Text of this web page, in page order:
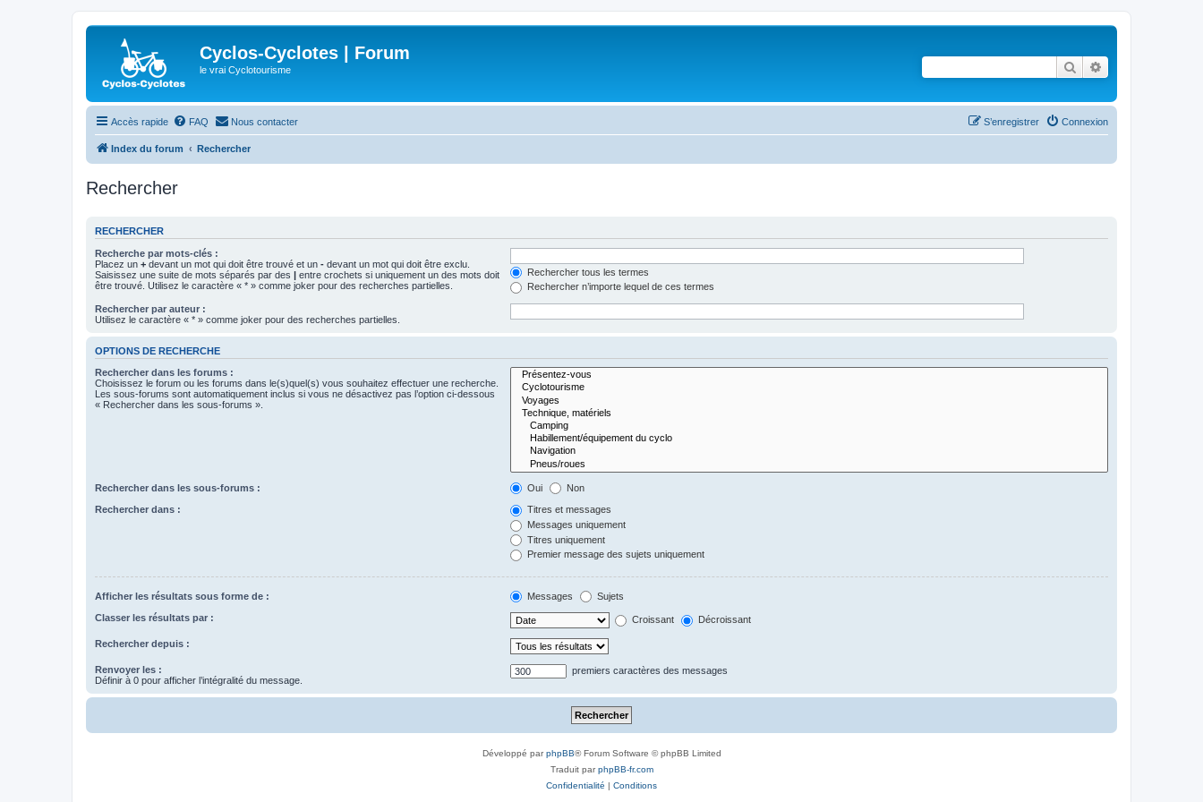
Cyclos-Cyclotes | Forum
le vrai Cyclotourisme Rechercher
Accès rapide FAQ Nous contacter Connexion
S’enregistrer
Index du forum Rechercher
Rechercher
RECHERCHER
Recherche par mots-clés :
Placez un + devant un mot qui doit être trouvé et un - devant un mot qui doit être exclu.
Saisissez une suite de mots séparés par des | entre crochets si uniquement un des mots doit
être trouvé. Utilisez le caractère « * » comme joker pour des recherches partielles.
Rechercher tous les termes
Rechercher n’importe lequel de ces termes
Rechercher par auteur :
Utilisez le caractère « * » comme joker pour des recherches partielles.
OPTIONS DE RECHERCHE
Rechercher dans les forums :
Choisissez le forum ou les forums dans le(s)quel(s) vous souhaitez effectuer une recherche.
Les sous-forums sont automatiquement inclus si vous ne désactivez pas l’option ci-dessous
« Rechercher dans les sous-forums ».
Rechercher dans les sous-forums : Oui Non
Rechercher dans :
Titres et messages
Messages uniquement
Titres uniquement
Premier message des sujets uniquement
Afficher les résultats sous forme de : Messages Sujets
Classer les résultats par : Croissant Décroissant
Rechercher depuis :
Renvoyer les :
Définir à 0 pour afficher l’intégralité du message.
premiers caractères des messages
Développé parphpBB® Forum Software © phpBB Limited
Traduit parphpBB-fr.com
Confidentialité
Conditions